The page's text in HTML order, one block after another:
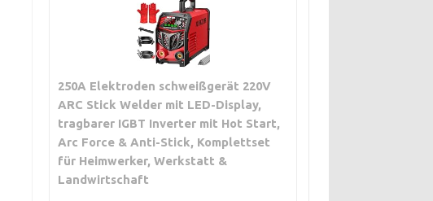
250A Elektroden schweißgerät 220V
ARC Stick Welder mit LED-Display,
tragbarer IGBT Inverter mit Hot Start,
Arc Force & Anti-Stick, Komplettset
für Heimwerker, Werkstatt &
Landwirtschaft